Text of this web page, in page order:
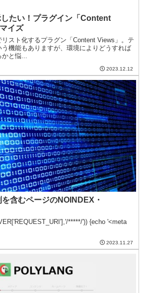
たい！プラグイン「Content
イズ
スト化するプラグン「Content Views」。テ
機能もありますが、環境によりどうすれば
かと悩...
2023.12.12
含むページのNOINDEX・
*****/')) {echo '<meta
2023.11.27